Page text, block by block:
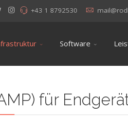
+43 1 8792530
Software
für